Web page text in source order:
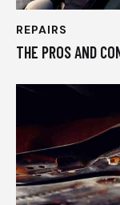
REPAIRS
THE PROS AND